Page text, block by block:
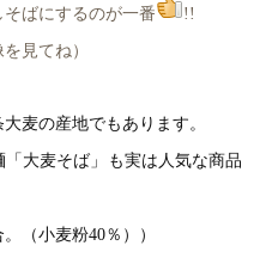
ばにするのが一番 !!
見てね）
麦の産地でもあります。
大麦そば」も実は人気な商品
。（小麦粉40％ ））